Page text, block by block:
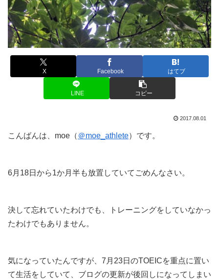
X Facebook はてブ
LINE コピー
2017.08.01
こんばんは、moe（ ＠moe_athlete）です。
6月18日から1か月半も放置していてごめんなさい。
決して忘れていたわけでも、トレーニングをしていなかっ
たわけでもありません。
気になっていたんですが、7月23日のTOEICを重点に置い
て生活をしていて、ブログの更新が後回しになってしまい